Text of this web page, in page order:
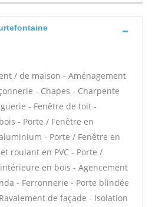
/ de maison - Aménagement
- Chapes - Charpente
- Fenêtre de toit -
- Porte / Fenêtre en
- Porte / Fenêtre en
roulant en PVC - Porte /
en bois - Agencement
- Ferronnerie - Porte blindée
de façade - Isolation